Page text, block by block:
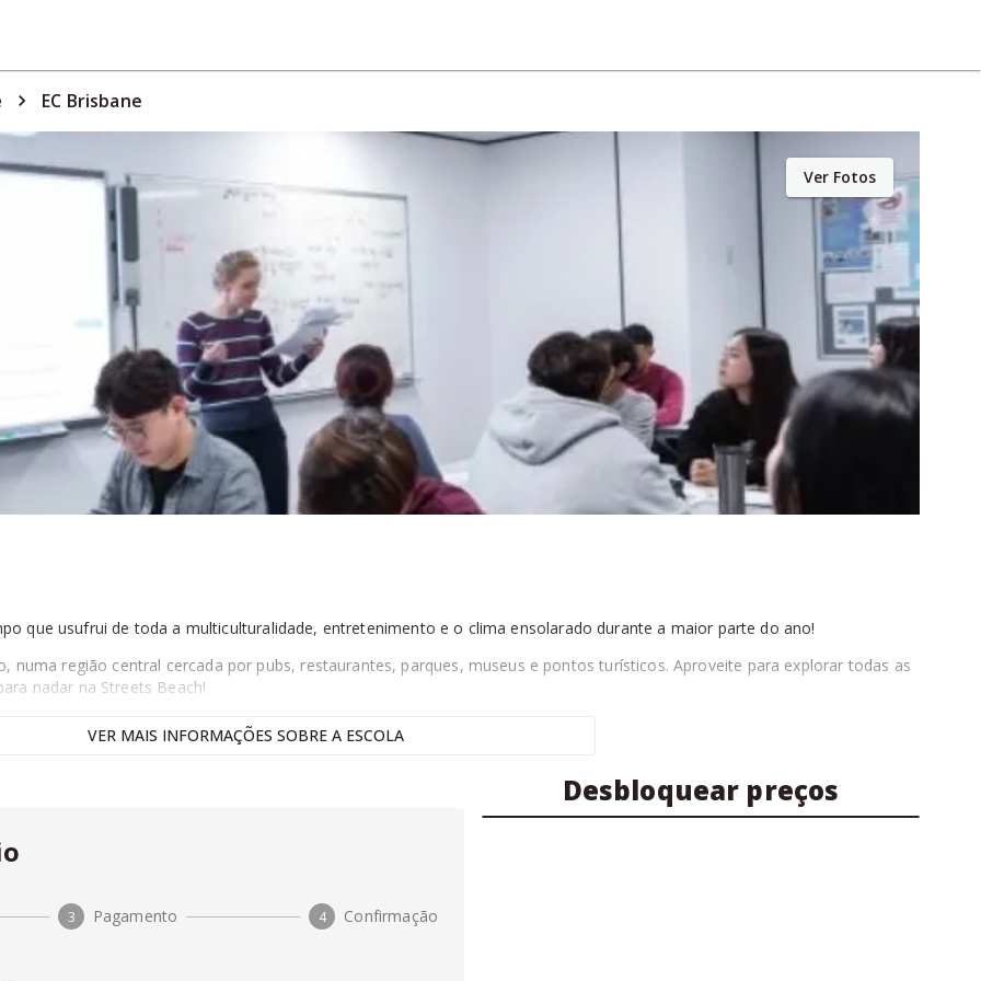
EC Brisbane
Ver Fotos
que usufrui de toda a multiculturalidade, entretenimento e o clima ensolarado durante a maior parte do ano!
numa região central cercada por pubs, restaurantes, parques, museus e pontos turísticos. Aproveite para explorar todas as
nadar na Streets Beach!
ao aluno, o que garantiu à rede EC quatro prêmios ST Star Chain School Award, o mais importante para quem trabalha
com quadro interativo, Wi-Fi gratuito, salas individuais de estudo, biblioteca, computadores e um lounge para descanso e
EC espalhadas por 6 países, a seleção de professores é feita pensando em oferecer aulas mais dinâmicas, produtivas e a
e nunca mais esqueça.
gratuitas de correção da pronúncia, leitura e ainda te ensinam a como montar seu currículo na língua inglesa!
VER MAIS INFORMAÇÕES SOBRE A ESCOLA
3 Pagamento 4 Confirmação
Desbloquear preços